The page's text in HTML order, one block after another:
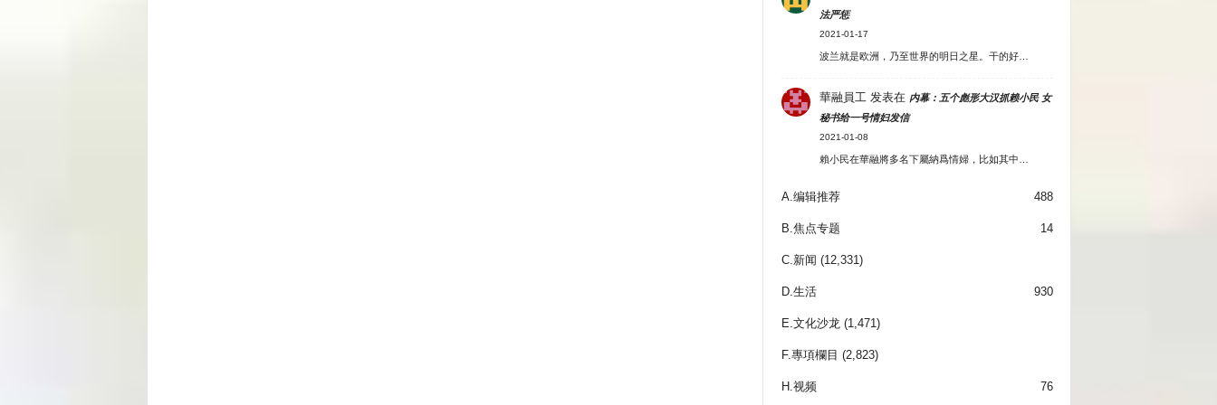
法严惩
2021-01-17
波兰就是欧洲，乃至世界的明日之星。干的好…
華融員工 发表在 内幕：五个彪形大汉抓赖小民 女
秘书给一号情妇发信
2021-01-08
賴小民在華融將多名下屬納爲情婦，比如其中…
A.编辑推荐 488
B.焦点专题 14
C.新闻 (12,331)
D.生活 930
E.文化沙龙 (1,471)
F.專項欄目 (2,823)
H.视频 76